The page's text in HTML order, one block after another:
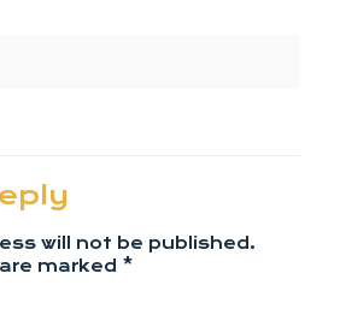
will not be published.
marked *